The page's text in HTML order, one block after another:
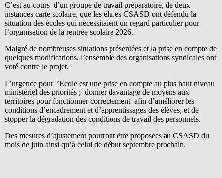
C’est au cours d’un groupe de travail préparatoire, de deux
instances carte scolaire, que les élu.es CSASD ont défendu la
situation des écoles qui nécessitaient un regard particulier pour
l’organisation de la rentrée scolaire 2026.
Malgré de nombreuses situations présentées et la prise en compte de
quelques modifications, l’ensemble des organisations syndicales ont
voté contre le projet.
L’urgence pour l’Ecole est une prise en compte au plus haut niveau
ministériel des priorités ; donner davantage de moyens aux
territoires pour fonctionner correctement afin d’améliorer les
conditions d’encadrement et d’apprentissages des élèves, et de
stopper la dégradation des conditions de travail des personnels.
Des mesures d’ajustement pourront être proposées au CSASD du
mois de juin ainsi qu’à celui de début septembre prochain.